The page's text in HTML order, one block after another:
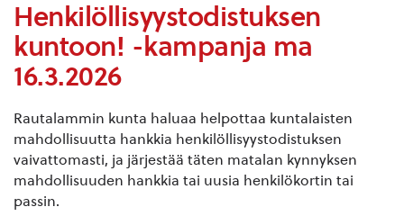
Henkilöllisyystodistuksen
kuntoon! -kampanja ma
16.3.2026
Rautalammin kunta haluaa helpottaa kuntalaisten
mahdollisuutta hankkia henkilöllisyystodistuksen
vaivattomasti, ja järjestää täten matalan kynnyksen
mahdollisuuden hankkia tai uusia henkilökortin tai
passin.